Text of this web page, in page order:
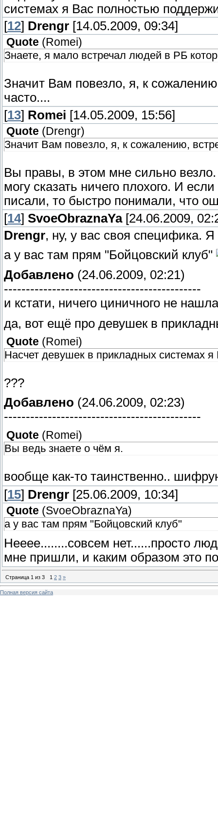
системах я Вас полностью
[12] Drengr [14.05.2009, 09:34]
Quote ( Romei)
Знаете, я мало встречал людей в РБ
Значит Вам повезло, я, к
часто....
[13] Romei [14.05.2009, 15:56]
Quote ( Drengr)
Значит Вам повезло, я, к сожалению,
Вы правы, в этом мне сильно
могу сказать ничего плохого. И
писали, то быстро понимали, что
[14] SvoeObraznaYa[24.06.2009,
Drengr, ну, у вас своя специфика.
а у вас там прям "Бойцовский клуб"
Добавлено (24.06.2009, 02:21)
---------------------------------------------
и кстати, ничего циничного не
да, вот ещё про девушек в
Quote ( Romei)
Насчет девушек в прикладных системах
???
Добавлено (24.06.2009, 02:23)
---------------------------------------------
Quote (Romei)
Вы ведь знаете о чём я.
вообще как-то таинственно..
[15] Drengr [25.06.2009, 10:34]
Quote (SvoeObraznaYa)
а у вас там прям "Бойцовский клуб"
Нееее........совсем нет......просто
мне пришли, и каким образом это
Страница 1 из 3 1 2 3 »
Полная версия сайта